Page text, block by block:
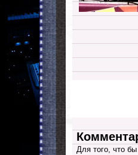
Для того, что